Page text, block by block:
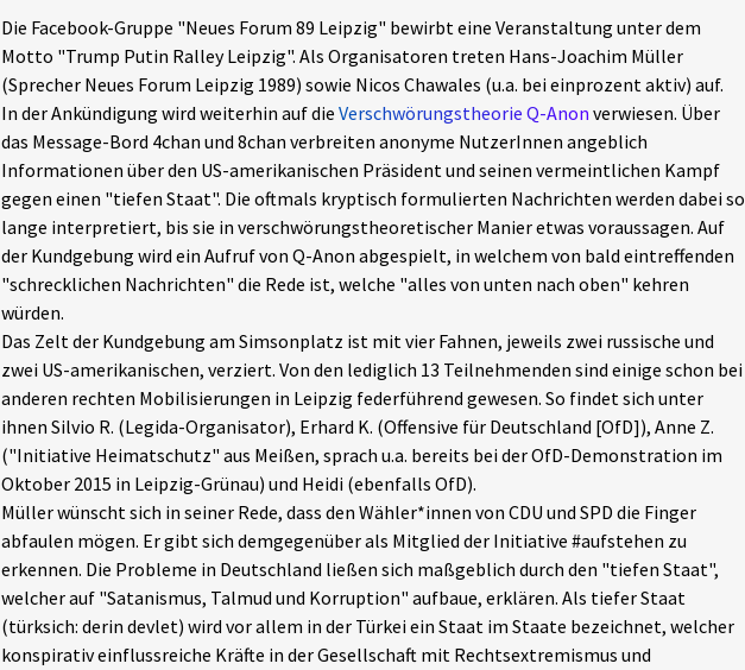
Die Facebook-Gruppe "Neues Forum 89 Leipzig" bewirbt eine Veranstaltung unter dem
Motto "Trump Putin Ralley Leipzig". Als Organisatoren treten Hans-Joachim Müller
(Sprecher Neues Forum Leipzig 1989) sowie Nicos Chawales (u.a. bei einprozent aktiv) auf.
In der Ankündigung wird weiterhin auf die Verschwörungstheorie Q-Anon verwiesen. Über
das Message-Bord 4chan und 8chan verbreiten anonyme NutzerInnen angeblich
Informationen über den US-amerikanischen Präsident und seinen vermeintlichen Kampf
gegen einen "tiefen Staat". Die oftmals kryptisch formulierten Nachrichten werden dabei so
lange interpretiert, bis sie in verschwörungstheoretischer Manier etwas voraussagen. Auf
der Kundgebung wird ein Aufruf von Q-Anon abgespielt, in welchem von bald eintreffenden
"schrecklichen Nachrichten" die Rede ist, welche "alles von unten nach oben" kehren
würden.
Das Zelt der Kundgebung am Simsonplatz ist mit vier Fahnen, jeweils zwei russische und
zwei US-amerikanischen, verziert. Von den lediglich 13 Teilnehmenden sind einige schon bei
anderen rechten Mobilisierungen in Leipzig federführend gewesen. So findet sich unter
ihnen Silvio R. (Legida-Organisator), Erhard K. (Offensive für Deutschland [OfD]), Anne Z.
("Initiative Heimatschutz" aus Meißen, sprach u.a. bereits bei der OfD-Demonstration im
Oktober 2015 in Leipzig-Grünau) und Heidi (ebenfalls OfD).
Müller wünscht sich in seiner Rede, dass den Wähler*innen von CDU und SPD die Finger
abfaulen mögen. Er gibt sich demgegenüber als Mitglied der Initiative #aufstehen zu
erkennen. Die Probleme in Deutschland ließen sich maßgeblich durch den "tiefen Staat",
welcher auf "Satanismus, Talmud und Korruption" aufbaue, erklären. Als tiefer Staat
(türksich: derin devlet) wird vor allem in der Türkei ein Staat im Staate bezeichnet, welcher
konspirativ einflussreiche Kräfte in der Gesellschaft mit Rechtsextremismus und